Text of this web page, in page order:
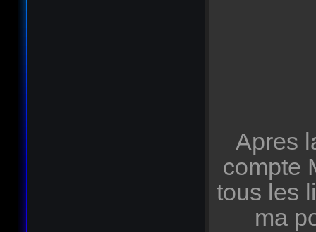
Apres
compte
tous les
ma